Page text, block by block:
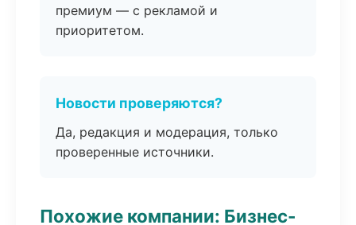
премиум — с рекламой и
приоритетом.
Новости проверяются?
Да, редакция и модерация, только
проверенные источники.
Похожие компании: Бизнес-